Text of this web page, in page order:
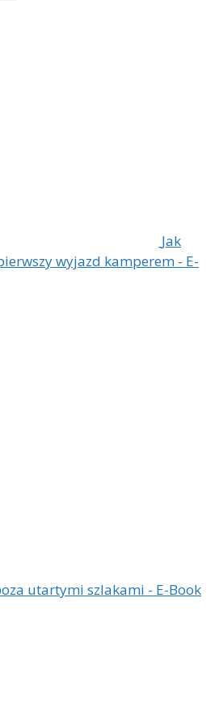
Jak
wyjazd kamperem - E-
utartymi szlakami - E-Book